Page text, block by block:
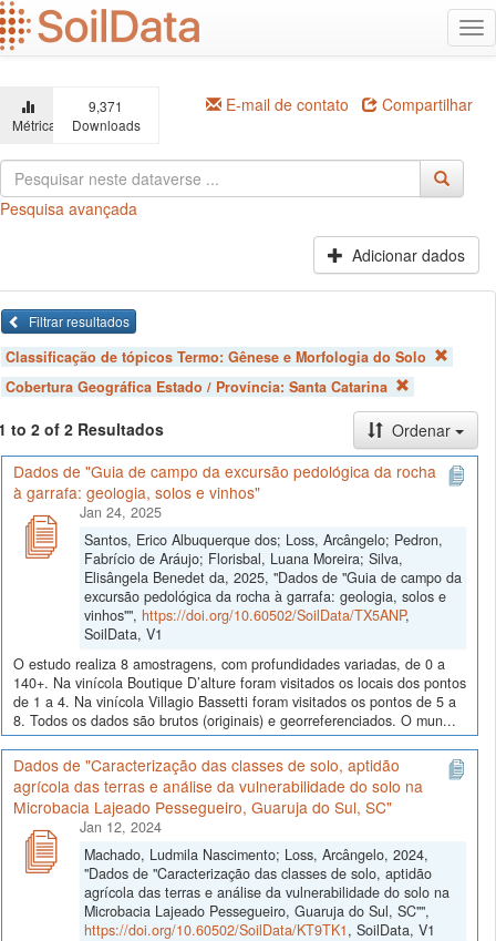
Ir
para
o
principal
Métricas
9,371
Downloads
E-mail de contato Compartilhar
Pesquisa avançada
Adicionar dados
Filtrar resultados
Classificação de tópicos Termo: Gênese e Morfologia do Solo
Cobertura Geográfica Estado / Província: Santa Catarina
to 2 of 2 Resultados
Ordenar
Dados de "Guia de campo da excursão pedológica da rocha
à garrafa: geologia, solos e vinhos"
Jan 24, 2025
Santos, Erico Albuquerque dos; Loss, Arcângelo; Pedron,
Fabrício de Aráujo; Florisbal, Luana Moreira; Silva,
Elisângela Benedet da, 2025, "Dados de "Guia de campo da
excursão pedológica da rocha à garrafa: geologia, solos e
vinhos"", https://doi.org/10.60502/SoilData/TX5ANP,
SoilData, V1
O estudo realiza 8 amostragens, com profundidades variadas, de 0 a
140+. Na vinícola Boutique D’alture foram visitados os locais dos pontos
de 1 a 4. Na vinícola Villagio Bassetti foram visitados os pontos de 5 a
8. Todos os dados são brutos (originais) e georreferenciados. O mun...
Dados de "Caracterização das classes de solo, aptidão
agrícola das terras e análise da vulnerabilidade do solo na
Microbacia Lajeado Pessegueiro, Guaruja do Sul, SC"
Jan 12, 2024
Machado, Ludmila Nascimento; Loss, Arcângelo, 2024,
"Dados de "Caracterização das classes de solo, aptidão
agrícola das terras e análise da vulnerabilidade do solo na
Microbacia Lajeado Pessegueiro, Guaruja do Sul, SC"",
https://doi.org/10.60502/SoilData/KT9TK1, SoilData, V1